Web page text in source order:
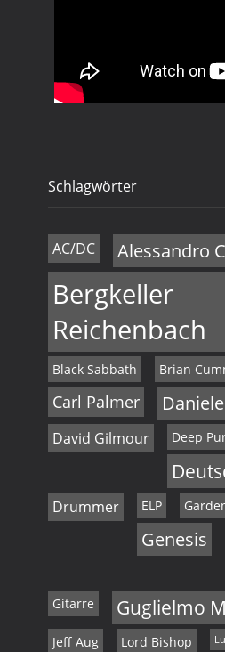
Schlagwörter
AC/DC Alessandro
Bergkeller
Reichenbach
Black Sabbath Brian
Carl Palmer
David Gilmour Deep
Drummer ELP
Genesis
Gitarre Guglielmo
Jeff Aug Lord Bishop